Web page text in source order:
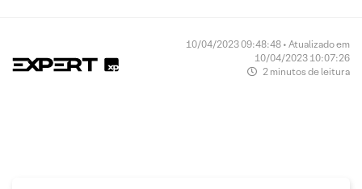
10/04/2023 09:48:48 • Atualizado em
10/04/2023 10:07:26
2 minutos de leitura